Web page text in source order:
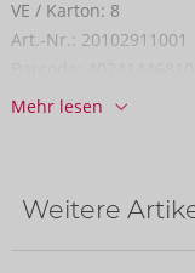
VE / Karton: 8
Art.-Nr.: 20102911001
Zolltarifnummer:
nächste Lieferung:
Mehr lesen
Weitere